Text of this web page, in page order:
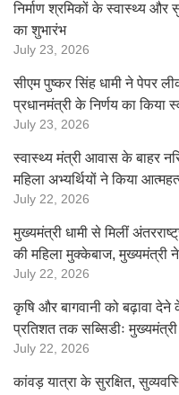
निर्माण श्रमिकों के स्वास्थ्य
का शुभारंभ
July 23, 2026
सीएम पुष्कर सिंह धामी ने पेपर
प्रधानमंत्री के निर्णय का किया
July 23, 2026
स्वास्थ्य मंत्री आवास के बाहर
महिला अभ्यर्थियों ने किया
July 22, 2026
मुख्यमंत्री धामी से मिलीं
की महिला मुक्केबाज, मुख्यमंत्री ने
July 22, 2026
कृषि और बागवानी को बढ़ावा
प्रतिशत तक सब्सिडीः मुख्यमंत्री
July 22, 2026
कांवड़ यात्रा के सुरक्षित,